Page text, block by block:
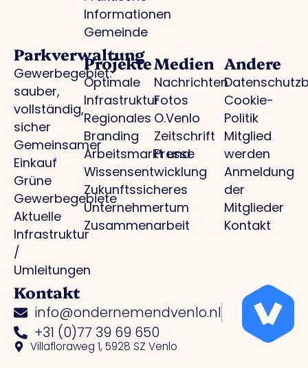
Informationen
Gemeinde
Parkverwaltung
Gewerbegebiet:
sauber,
vollständig,
sicher
Gemeinsamer
Einkauf
Grüne
Gewerbegebiete
Aktuelle
Infrastruktur
/
Umleitungen
Projekte
Optimale
Infrastruktur
Regionales
Branding
Arbeitsmarkt und
Wissensentwicklung
Zukunftssicheres
Unternehmertum
Zusammenarbeit
Medien
Nachrichten
Fotos
O.Venlo
Zeitschrift
Presse
Andere
Cookie-
Politik
Mitglied
werden
Anmeldung
der
Mitglieder
Kontakt
Kontakt
info@ondernemendvenlo.nl
+31 (0)77 39 69 650
Villafloraweg 1, 5928 SZ Venlo